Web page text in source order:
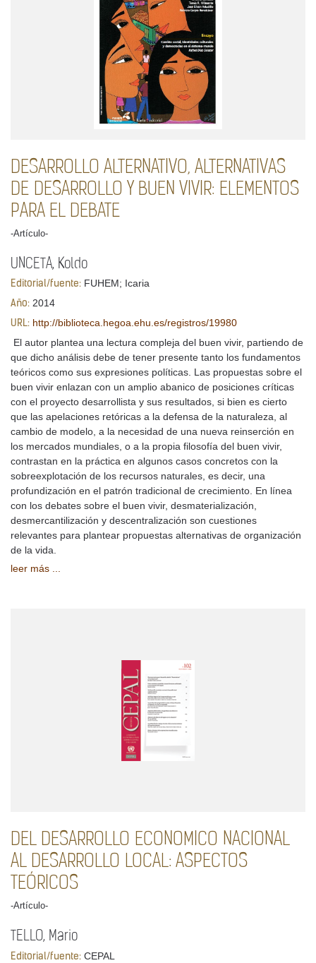
DESARROLLO ALTERNATIVO, ALTERNATIVAS
DE DESARROLLO Y BUEN VIVIR: ELEMENTOS
PARA EL DEBATE
-Artículo-
UNCETA, Koldo
Editorial/fuente: FUHEM; Icaria
Año: 2014
URL: http://biblioteca.hegoa.ehu.es/registros/19980
El autor plantea una lectura compleja del buen vivir, partiendo de
que dicho análisis debe de tener presente tanto los fundamentos
teóricos como sus expresiones políticas. Las propuestas sobre el
buen vivir enlazan con un amplio abanico de posiciones críticas
con el proyecto desarrollista y sus resultados, si bien es cierto
que las apelaciones retóricas a la defensa de la naturaleza, al
cambio de modelo, a la necesidad de una nueva reinserción en
los mercados mundiales, o a la propia filosofía del buen vivir,
contrastan en la práctica en algunos casos concretos con la
sobreexplotación de los recursos naturales, es decir, una
profundización en el patrón tradicional de crecimiento. En línea
con los debates sobre el buen vivir, desmaterialización,
desmercantilización y descentralización son cuestiones
relevantes para plantear propuestas alternativas de organización
de la vida.
leer más ...
DEL DESARROLLO ECONOMICO NACIONAL
AL DESARROLLO LOCAL: ASPECTOS
TEÓRICOS
-Artículo-
TELLO, Mario
Editorial/fuente: CEPAL